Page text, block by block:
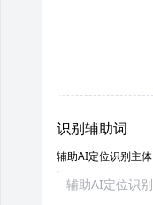
识别辅助词
辅助AI定位识别主体